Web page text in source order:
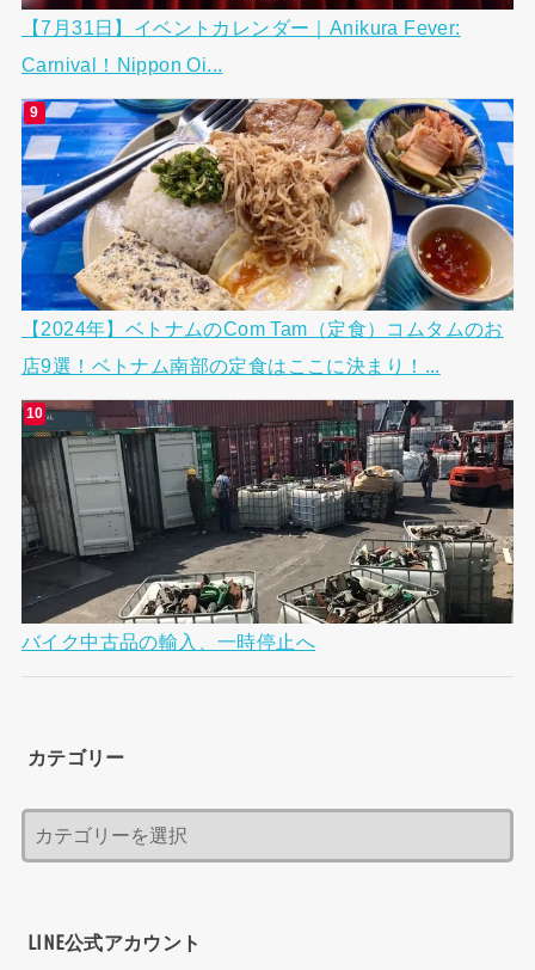
【7月31日】イベントカレンダー｜Anikura Fever:
Carnival！Nippon Oi...
【2024年】ベトナムのCom Tam（定食）コムタムのお
店9選！ベトナム南部の定食はここに決まり！...
バイク中古品の輸入、一時停止へ
カテゴリー
LINE公式アカウント